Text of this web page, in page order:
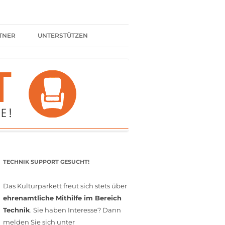
UNTERSTÜTZEN
SPENDEN
FÖRDERMITGLIED WERDEN
MITGLIEDSCHAFT
TECHNIK SUPPORT GESUCHT!
Das Kulturparkett freut sich stets über
ehrenamtliche Mithilfe im Bereich
Technik. Sie haben Interesse? Dann
melden Sie sich unter